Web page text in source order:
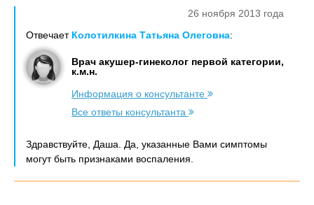
26 ноября 2013 года
Отвечает Колотилкина Татьяна Олеговна:
Врач акушер-гинеколог первой категории,
к.м.н.
Информация о консультанте
Все ответы консультанта
Здравствуйте, Даша. Да, указанные Вами симптомы
могут быть признаками воспаления.